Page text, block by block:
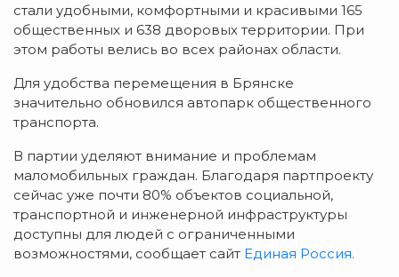
стали удобными, комфортными и красивыми 165
общественных и 638 дворовых территории. При
этом работы велись во всех районах области.
Для удобства перемещения в Брянске
значительно обновился автопарк общественного
транспорта.
В партии уделяют внимание и проблемам
маломобильных граждан. Благодаря партпроекту
сейчас уже почти 80% объектов социальной,
транспортной и инженерной инфраструктуры
доступны для людей с ограниченными
возможностями, сообщает сайт Единая Россия.